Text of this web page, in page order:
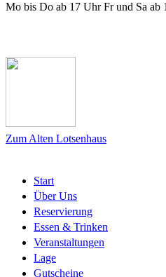
Mo bis Do ab 17 Uhr Fr und Sa ab
Zum Alten Lotsenhaus
Start
Über Uns
Reservierung
Essen & Trinken
Veranstaltungen
Lage
Gutscheine